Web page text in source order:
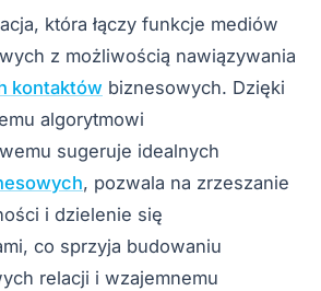
która łączy funkcje mediów
z możliwością nawiązywania
kontaktów biznesowych. Dzięki
algorytmowi
sugeruje idealnych
, pozwala na zrzeszanie
i dzielenie się
co sprzyja budowaniu
relacji i wzajemnemu